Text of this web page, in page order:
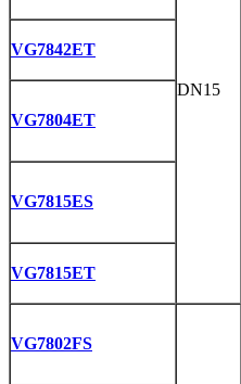
DN15
VG7842ET
VG7804ET
VG7815ES
VG7815ET
VG7802FS